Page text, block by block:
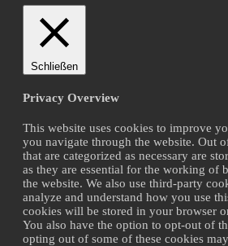
Schließen
Privacy Overview
This website uses cookies to improve
you navigate through the website. Out
that are categorized as necessary are
as they are essential for the working of
the website. We also use third-party
analyze and understand how you use
cookies will be stored in your browser
You also have the option to opt-out of
opting out of some of these cookies